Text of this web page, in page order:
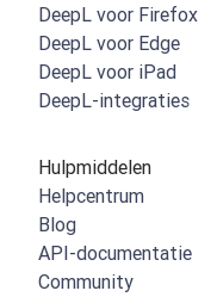
DeepL voor Firefox
DeepL voor Edge
DeepL voor iPad
DeepL-integraties
Hulpmiddelen
Helpcentrum
Blog
API-documentatie
Community